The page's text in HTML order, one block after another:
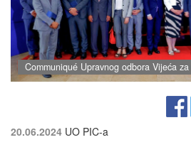
Communiqué Upravnog odbora Vijeća
20.06.2024 UO PIC-a